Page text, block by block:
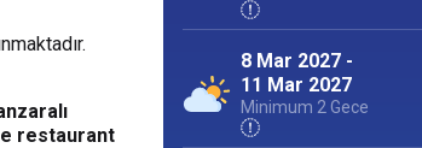
restaurant
8 Mar 2027 -
11 Mar 2027
Minimum 2 Gece